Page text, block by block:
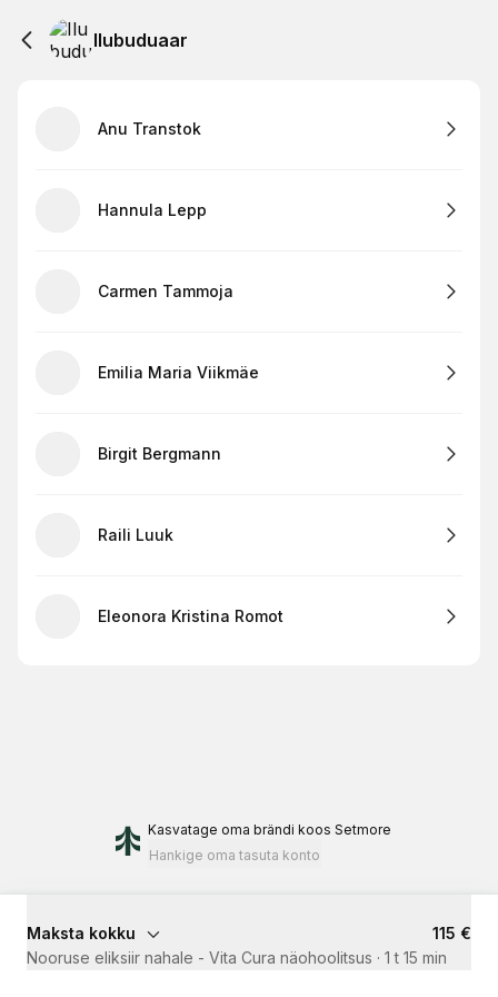
Ilubuduaar
Anu Transtok
Hannula Lepp
Carmen Tammoja
Emilia Maria Viikmäe
Birgit Bergmann
Raili Luuk
Eleonora Kristina Romot
Kasvatage oma brändi koos Setmore
Hankige oma tasuta konto
Maksta kokku
115 €
Nooruse eliksiir nahale - Vita Cura näohoolitsus · 1 t 15 min